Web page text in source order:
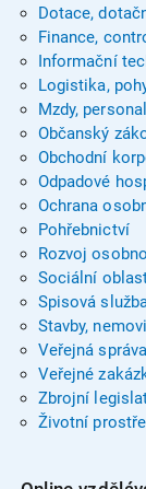
Dotace,
Finance,
Informační
Logistika,
Mzdy,
Občanský
Obchodní
Odpadové
Ochrana
Pohřebnictví
Rozvoj
Sociální
Spisová
Stavby,
Veřejná správa
Veřejné
Zbrojní
Životní